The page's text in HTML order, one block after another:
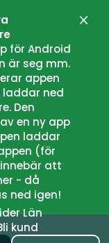
för Android
är seg mm.
appen
laddar ned
Den
en ny app
laddar
(för
att
- då
ned igen!
Län
kund